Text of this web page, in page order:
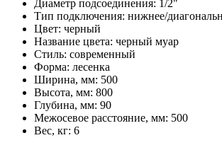
Диаметр подсоединения: 1/2"
Тип подключения: нижнее/
Цвет: черный
Название цвета: черный муар
Стиль: современный
Форма: лесенка
Ширина, мм: 500
Высота, мм: 800
Глубина, мм: 90
Межосевое расстояние, мм: 500
Вес, кг: 6